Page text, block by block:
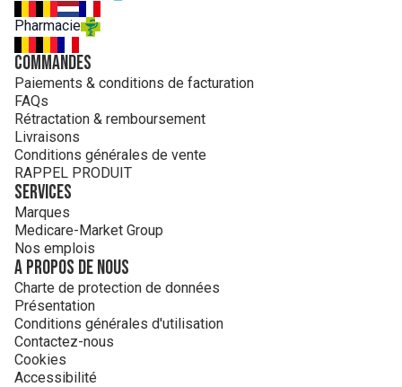
Pharmacie
Commandes
Paiements & conditions de facturation
FAQs
Rétractation & remboursement
Livraisons
Conditions générales de vente
RAPPEL PRODUIT
Services
Marques
Medicare-Market Group
Nos emplois
A propos de nous
Charte de protection de données
Présentation
Conditions générales d'utilisation
Contactez-nous
Cookies
Accessibilité